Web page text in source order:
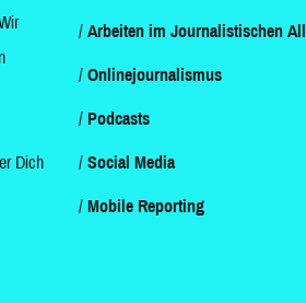
Dich
Arbeiten im Journalistischen
Onlinejournalismus
Podcasts
Social Media
Mobile Reporting